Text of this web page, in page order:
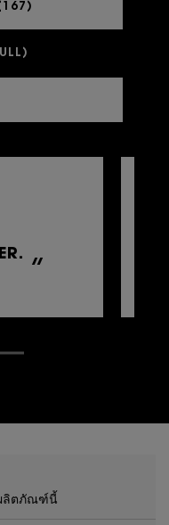
ผลิตภัณฑ์นี้